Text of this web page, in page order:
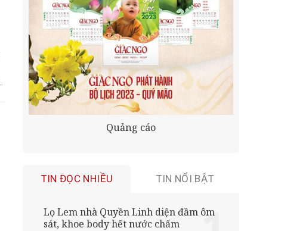
Quảng cáo
TIN ĐỌC NHIỀU TIN NỔI BẬT
Lọ Lem nhà Quyền Linh diện đầm ôm
sát, khoe body hết nước chấm